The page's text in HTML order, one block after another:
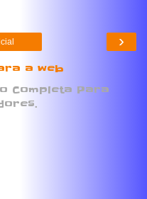
›
a web
Completa Para